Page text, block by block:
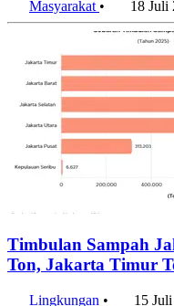
Masyarakat• 18 Juli
Timbulan Sampah